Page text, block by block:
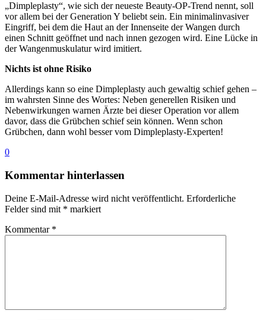
„Dimpleplasty“, wie sich der neueste Beauty-OP-Trend nennt, soll
vor allem bei der Generation Y beliebt sein. Ein minimalinvasiver
Eingriff, bei dem die Haut an der Innenseite der Wangen durch
einen Schnitt geöffnet und nach innen gezogen wird. Eine Lücke in
der Wangenmuskulatur wird imitiert.
Nichts ist ohne Risiko
Allerdings kann so eine Dimpleplasty auch gewaltig schief gehen –
im wahrsten Sinne des Wortes: Neben generellen Risiken und
Nebenwirkungen warnen Ärzte bei dieser Operation vor allem
davor, dass die Grübchen schief sein können. Wenn schon
Grübchen, dann wohl besser vom Dimpleplasty-Experten!
0
Kommentar hinterlassen
Deine E-Mail-Adresse wird nicht veröffentlicht. Erforderliche
Felder sind mit * markiert
Kommentar *